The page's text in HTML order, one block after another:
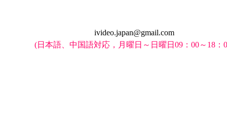
ivideo.japan@gmail.com
(日本語、中国語対応，月曜日～日曜日09：00～18：